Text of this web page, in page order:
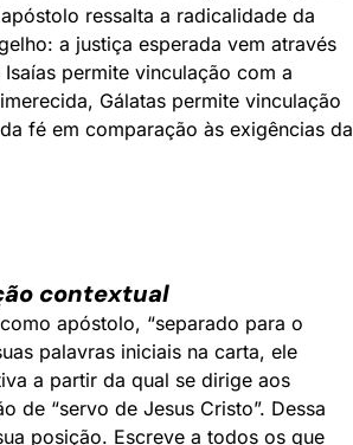
ressalta a radicalidade da
a justiça esperada vem através
permite vinculação com a
Gálatas permite vinculação
fé em comparação às exigências da
contextual
apóstolo, “separado para o
palavras iniciais na carta, ele
a partir da qual se dirige aos
de “servo de Jesus Cristo”. Dessa
posição. Escreve a todos os que